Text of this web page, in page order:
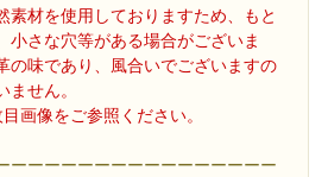
材を使用しておりますため、もと
小さな穴等がある場合がございま
の味であり、風合いでございますの
ません。
画像をご参照ください。
ーーーーーーーーーーーーーーーー